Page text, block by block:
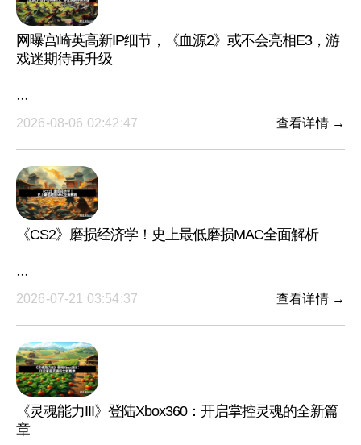
网曝宫崎英高新IP细节，《血源2》或不会亮相E3，游
戏迷期待再升级
···
2026-08-06 02:42:47
查看详情 →
《CS2》磨损经济学！史上最低磨损MAC全面解析
···
2026-07-21 03:54:37
查看详情 →
《灵魂能力III》登陆Xbox360：开启掌控灵魂的全新篇
章